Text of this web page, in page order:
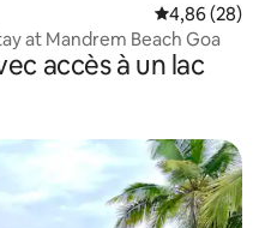
Note
4,86 (28)
at Mandrem Beach Goa
accès à un lac